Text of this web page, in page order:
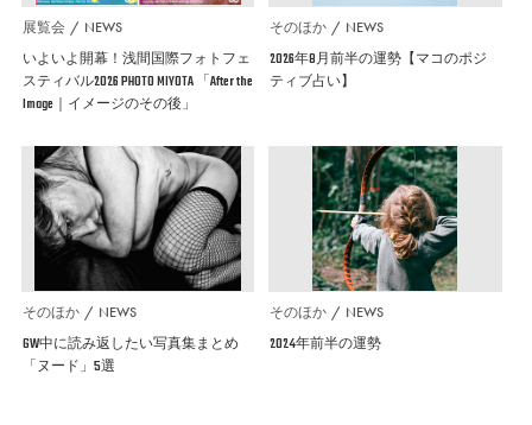
展覧会 NEWS
いよいよ開幕！浅間国際フォトフェ
スティバル2026 PHOTO MIYOTA 「After the
Image｜イメージのその後」
そのほか NEWS
2026年8月前半の運勢【マコのポジ
ティブ占い】
そのほか NEWS
GW中に読み返したい写真集まとめ
「ヌード」5選
そのほか NEWS
2024年前半の運勢